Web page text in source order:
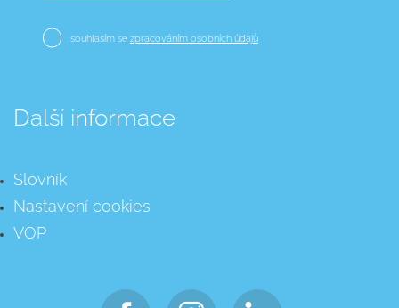
Další informace
Slovník
Nastavení cookies
VOP
souhlasím se zpracováním osobních údajů